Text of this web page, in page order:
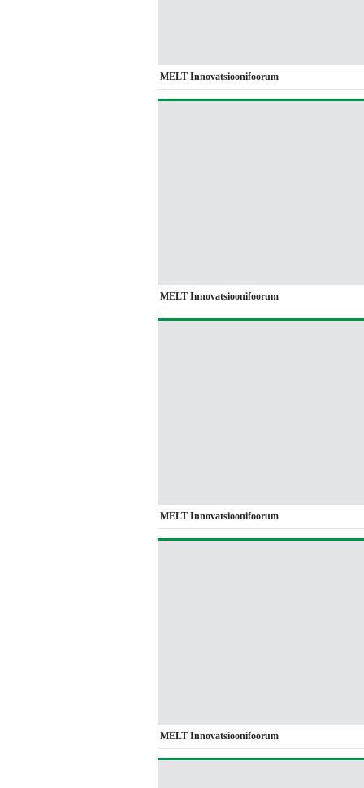
MELT Innovatsioonifoorum
MELT Innovatsioonifoorum
MELT Innovatsioonifoorum
MELT Innovatsioonifoorum